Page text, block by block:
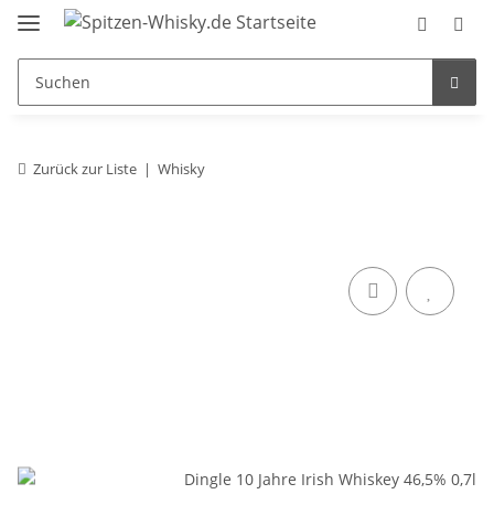
Zurück zur Liste Whisky